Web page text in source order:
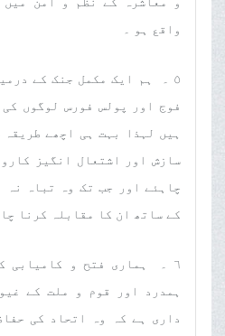
واقع ہو ۔
٥ ۔ ہم ایک مکمل جنک کے
فوج اور پولس فورس لوگوں
ہیں لہذا بہت ہی اچھے
سازش اور اشتعال انگیز
چاہئے اور جب تک وہ تباہ نہ
کے ساتھ ان کا مقابلہ کرنا
٦ ۔ ہماری فتح و کامیابی
ہمدرد اور قوم و ملت کے
داری ہے کہ وہ اتحاد کی